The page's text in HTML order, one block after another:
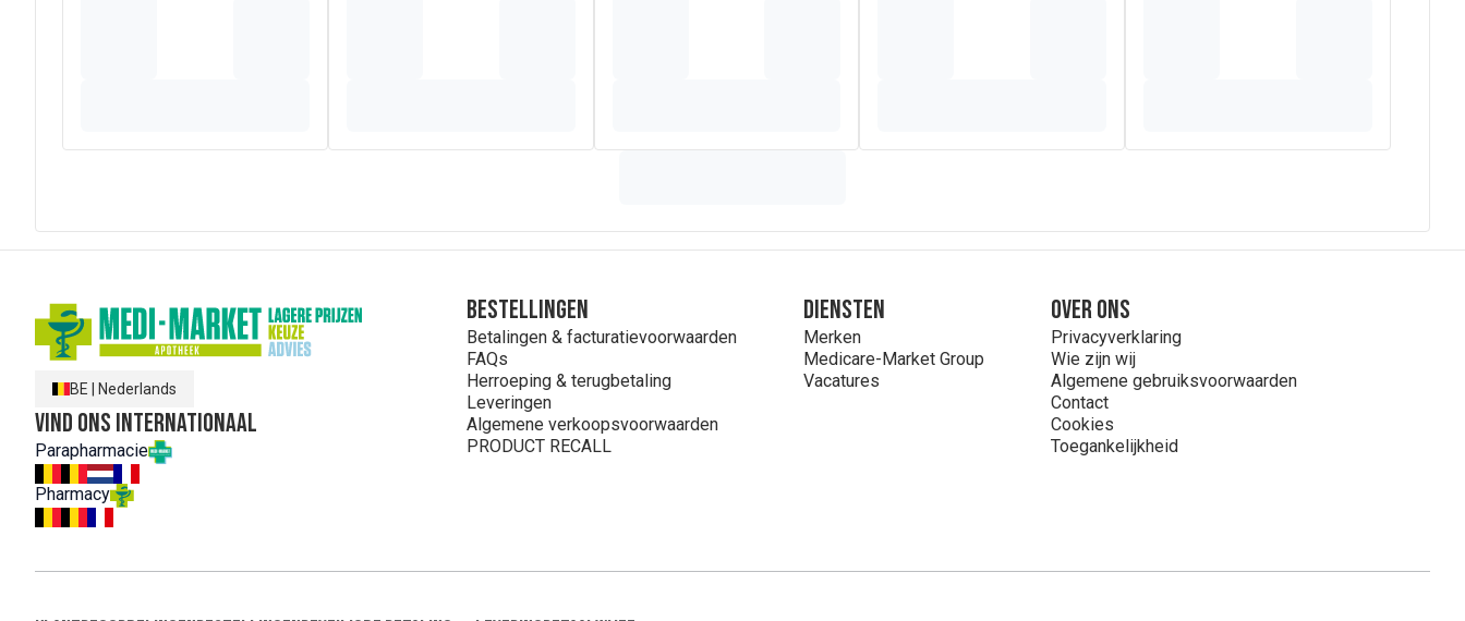
BE Nederlands
Vind ons internationaal
Parapharmacie
Pharmacy
Bestellingen
Betalingen & facturatievoorwaarden
FAQs
Herroeping & terugbetaling
Leveringen
Algemene verkoopsvoorwaarden
PRODUCT RECALL
Diensten
Merken
Medicare-Market Group
Vacatures
Over ons
Privacyverklaring
Wie zijn wij
Algemene gebruiksvoorwaarden
Contact
Cookies
Toegankelijkheid